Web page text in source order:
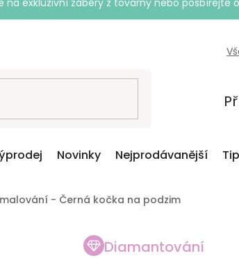
na exkluzivní záběry z továrny nebo
Novinky Nejprodávanější
- Černá kočka na podzim
Diamantování